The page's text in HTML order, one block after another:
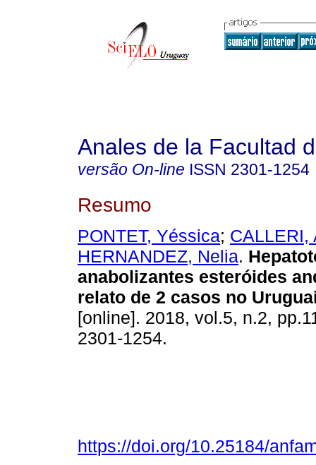
Anales de la Facultad
versão On-line ISSN 2301-1254
Resumo
PONTET, Yéssica; CALLERI,
HERNANDEZ, Nelia.
anabolizantes esteróides
relato de 2 casos no
[online]. 2018, vol.5, n.2,
2301-1254.
https://doi.org/10.25184/